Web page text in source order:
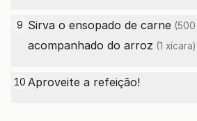
9 Sirva o ensopado de carne (500
acompanhado do arroz (1 xícara)
10 Aproveite a refeição!